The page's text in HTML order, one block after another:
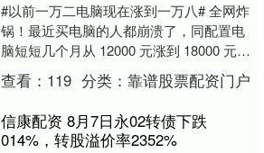
#以前一万二电脑现在涨到一万八# 全网炸
锅！最近买电脑的人都崩溃了，同配置电
脑短短几个月从 12000 元涨到 18000 元，
涨幅高达 50%，凭空多花 60....
查看： 119 分类：靠谱股票配资门户
信康配资 8月7日永02转债下跌
014%，转股溢价率2352%